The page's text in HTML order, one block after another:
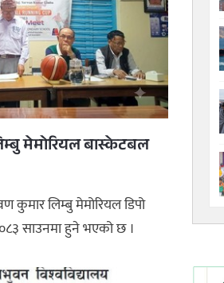
मेमोरियल बास्केटबल
कुमार लिम्बु मेमोरियल डिपो
साउनमा हुने भएको छ ।